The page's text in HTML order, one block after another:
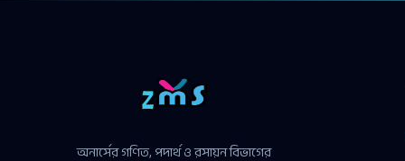
অনার্সের গণিত, পদার্থ ও রসায়ন বিভাগের